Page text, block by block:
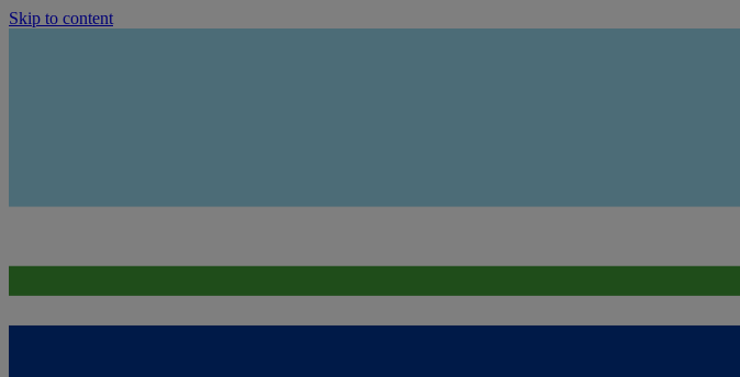
Skip to content